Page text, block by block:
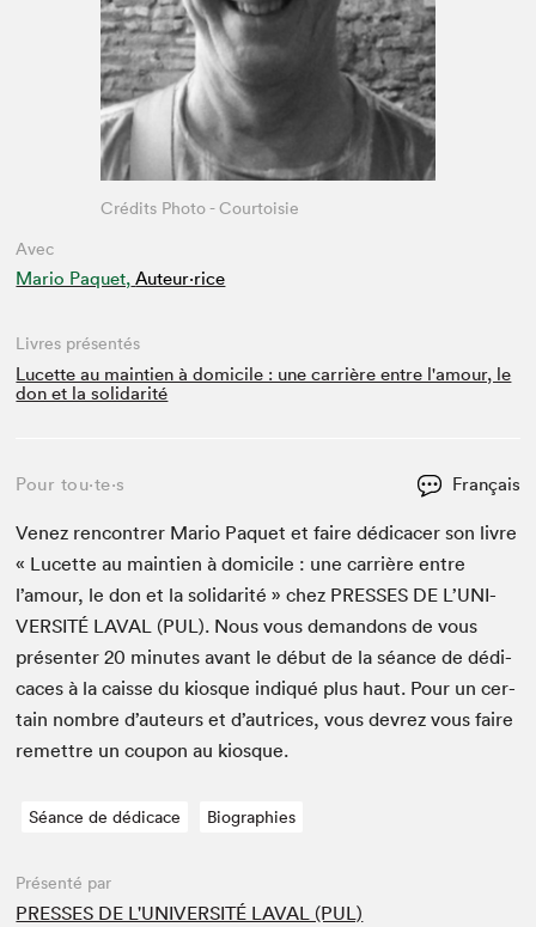
Avec
Mario Paquet, Auteur·rice
Crédits Photo - Courtoisie
Livres présentés
Lucette au maintien à domicile : une carrière entre l'amour, le
don et la solidarité
Pour tou⋅te⋅s Français
Venez ren­con­tr­er Mario Paquet et faire dédi­cac­er son livre
« Lucette au main­tien à domi­cile : une car­rière entre
l’amour, le don et la sol­i­dar­ité » chez PRESS­ES DE L’U­NI­
VER­SITÉ LAVAL (PUL). Nous vous deman­dons de vous
présen­ter20 min­utes avant le début de la séance de dédi­
caces à la caisse du kiosque indiqué plus haut. Pour un cer­
tain nom­bre d’auteurs et d’autrices, vous devrez vous faire
remet­tre un coupon au kiosque.
Séance de dédicace Biographies
Présenté par
PRESSES DE L'UNIVERSITÉ LAVAL (PUL)